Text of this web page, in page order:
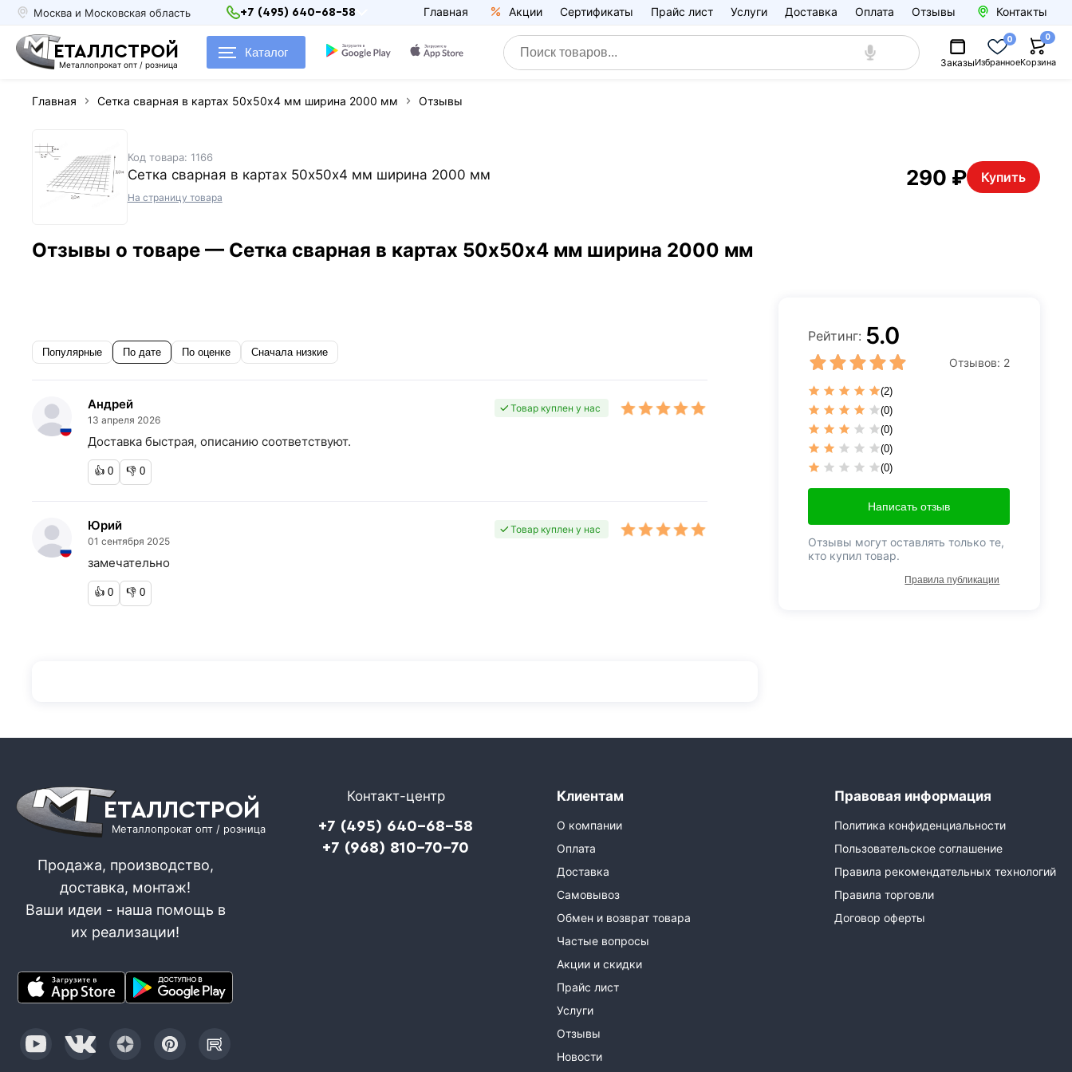
Москва и Московская область +7 (495) 640-68-58 Главная Акции Сертификаты Прайс лист Услуги Доставка Оплата Отзывы Контакты
ЕТАЛЛСТРОЙ
Металлопрокат опт / розница
Каталог
ЗаказыИзбранное
0
Корзина
0
Главная Сетка сварная в картах 50х50х4 мм ширина 2000 мм Отзывы
Код товара: 1166
Сетка сварная в картах 50х50х4 мм ширина 2000 мм
На страницу товара
290 ₽ Купить
Отзывы о товаре — Сетка сварная в картах 50х50х4 мм ширина 2000 мм
Популярные По дате По оценке Сначала низкие
Андрей
13 апреля 2026
Товар куплен у нас
Доставка быстрая, описанию соответствуют.
👍 0 👎 0
Юрий
01 сентября 2025
Товар куплен у нас
замечательно
👍 0 👎 0
Рейтинг: 5.0
Отзывов: 2
(2)
(0)
(0)
(0)
(0)
Написать отзыв
Отзывы могут оставлять только те,
кто купил товар.
Правила публикации
ЕТАЛЛСТРОЙ
Металлопрокат опт / розница
Продажа, производство,
доставка, монтаж!
Ваши идеи - наша помощь в
их реализации!
Контакт-центр
+7 (495) 640-68-58
+7 (968) 810-70-70
Клиентам
О компании
Оплата
Доставка
Самовывоз
Обмен и возврат товара
Частые вопросы
Акции и скидки
Прайс лист
Услуги
Отзывы
Новости
Правовая информация
Политика конфиденциальности
Пользовательское соглашение
Правила рекомендательных технологий
Правила торговли
Договор оферты